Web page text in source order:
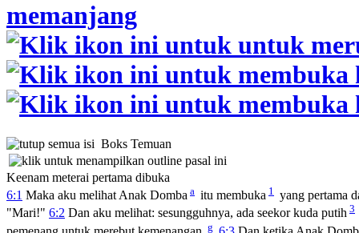
Boks Temuan
Keenam meterai pertama dibuka
6:1 Maka aku melihat Anak Domba a itu membuka 1
yang pertama
"Mari!" 6:2 Dan aku melihat: sesungguhnya, ada seekor kuda putih 3
g